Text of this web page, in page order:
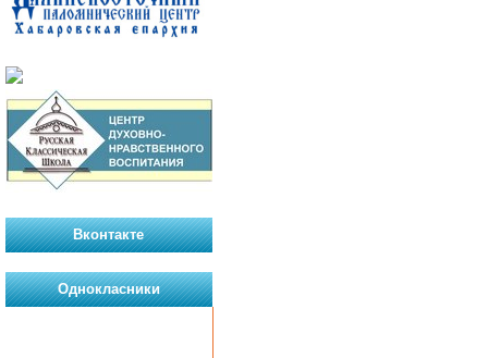
Вконтакте
Однокласники